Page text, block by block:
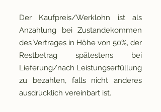
Der Kaufpreis/Werklohn ist als
Anzahlung bei Zustandekommen
des Vertrages in Höhe von 50%, der
Restbetrag spätestens bei
Lieferung/nach Leistungserfüllung
zu bezahlen, falls nicht anderes
ausdrücklich vereinbart ist.